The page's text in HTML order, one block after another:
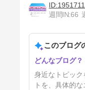
Switch2の1万円
急遽買いました
人の違い
89日前
1951711
週間IN:66
このブログ
身近なトピッ
トを、具体的